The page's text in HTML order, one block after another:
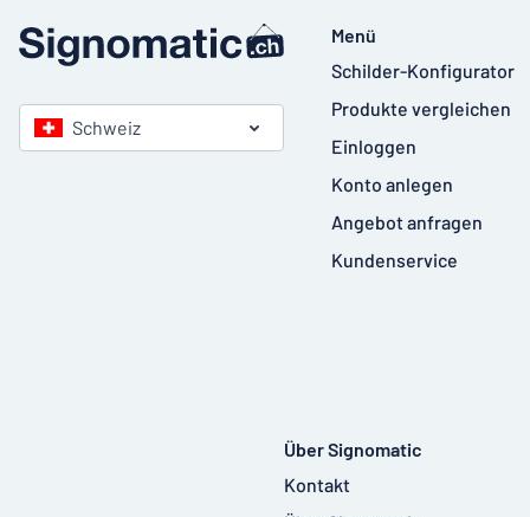
Schweiz
Menü
Schilder-Konfigurator
Produkte vergleichen
Einloggen
Konto anlegen
Angebot anfragen
Kundenservice
Über Signomatic
Kontakt